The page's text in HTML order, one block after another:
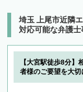
埼玉 上尾市近隣
対応可能な弁護士
【大宮駅徒歩8分
者様のご要望を大